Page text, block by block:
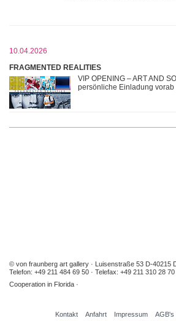
10.04.2026
FRAGMENTED REALITIES
VIP OPENING – ART AND
persönliche Einladung vorab
© von fraunberg art gallery
Luisenstraße 53 D-40215
Telefon: +49 211 484 69 50
Telefax: +49 211 310 28 70
Cooperation in Florida
Kontakt Anfahrt Impressum AGB's